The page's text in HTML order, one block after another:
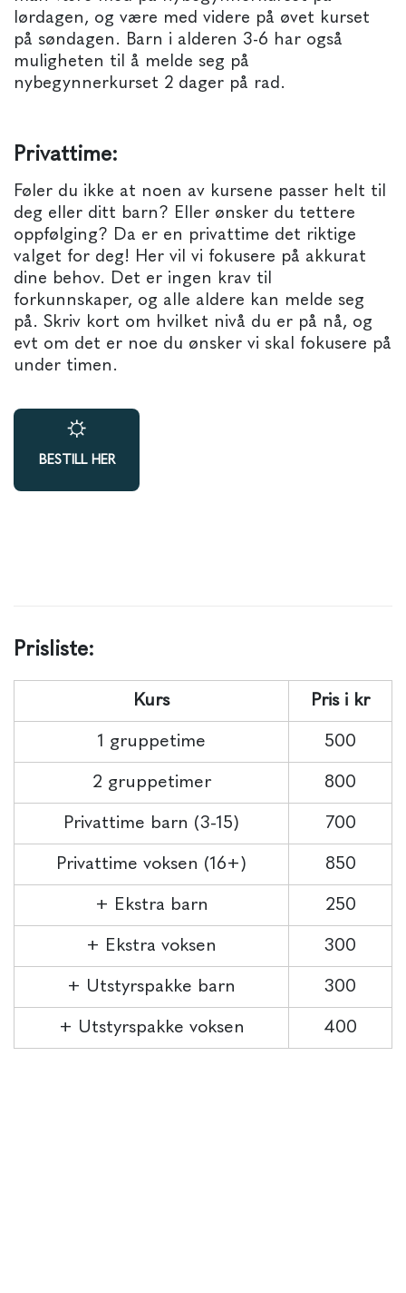
lørdagen, og være med videre på øvet kurset
på søndagen. Barn i alderen 3-6 har også
muligheten til å melde seg på
nybegynnerkurset 2 dager på rad.
Privattime:
Føler du ikke at noen av kursene passer helt til
deg eller ditt barn? Eller ønsker du tettere
oppfølging? Da er en privattime det riktige
valget for deg! Her vil vi fokusere på akkurat
dine behov. Det er ingen krav til
forkunnskaper, og alle aldere kan melde seg
på. Skriv kort om hvilket nivå du er på nå, og
evt om det er noe du ønsker vi skal fokusere på
under timen.
BESTILL HER
Prisliste:
Kurs Pris i kr
1 gruppetime 500
2 gruppetimer 800
Privattime barn (3-15) 700
Privattime voksen (16+) 850
+ Ekstra barn 250
+ Ekstra voksen 300
+ Utstyrspakke barn 300
+ Utstyrspakke voksen 400